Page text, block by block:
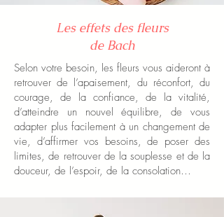
Les effets des fleurs
de Bach
Selon votre besoin, les fleurs vous aideront à
retrouver de l’apaisement, du réconfort, du
courage, de la confiance, de la vitalité,
d’atteindre un nouvel équilibre, de vous
adapter plus facilement à un changement de
vie, d’affirmer vos besoins, de poser des
limites, de retrouver de la souplesse et de la
douceur, de l’espoir, de la consolation…